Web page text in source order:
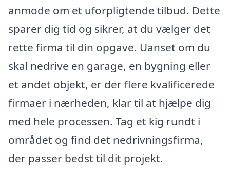
anmode om et uforpligtende tilbud. Dette
sparer dig tid og sikrer, at du vælger det
rette firma til din opgave. Uanset om du
skal nedrive en garage, en bygning eller
et andet objekt, er der flere kvalificerede
firmaer i nærheden, klar til at hjælpe dig
med hele processen. Tag et kig rundt i
området og find det nedrivningsfirma,
der passer bedst til dit projekt.